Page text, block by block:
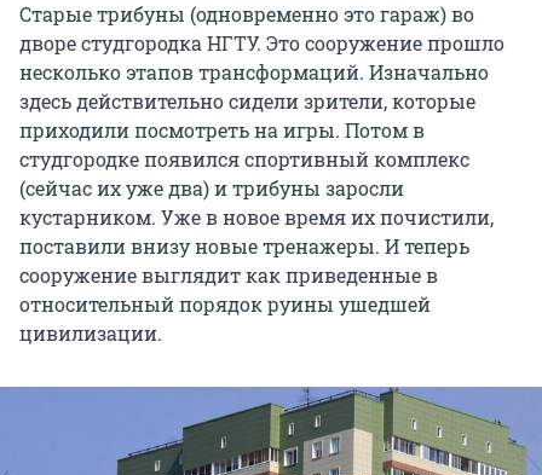
Старые трибуны (одновременно это гараж) во
дворе студгородка НГТУ. Это сооружение прошло
несколько этапов трансформаций. Изначально
здесь действительно сидели зрители, которые
приходили посмотреть на игры. Потом в
студгородке появился спортивный комплекс
(сейчас их уже два) и трибуны заросли
кустарником. Уже в новое время их почистили,
поставили внизу новые тренажеры. И теперь
сооружение выглядит как приведенные в
относительный порядок руины ушедшей
цивилизации.